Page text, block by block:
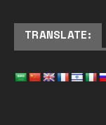
TRANSLATE: